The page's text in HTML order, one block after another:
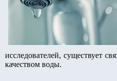
исследователей, существует
качеством воды.